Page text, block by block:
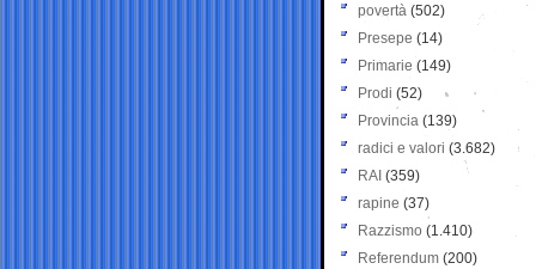
povertà (502)
Presepe (14)
Primarie (149)
Prodi (52)
Provincia (139)
radici e valori (3.682)
RAI (359)
rapine (37)
Razzismo (1.410)
Referendum (200)